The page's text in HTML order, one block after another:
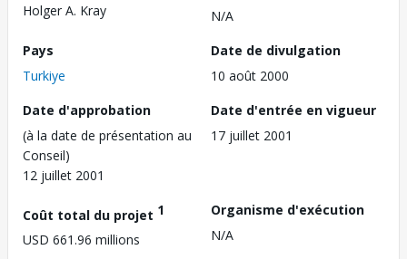
Holger A. Kray
N/A
Pays
Turkiye
Date de divulgation
10 août 2000
Date d'approbation
(à la date de présentation au
Conseil)
12 juillet 2001
Date d'entrée en vigueur
17 juillet 2001
Coût total du projet 1
USD 661.96 millions
Organisme d'exécution
N/A